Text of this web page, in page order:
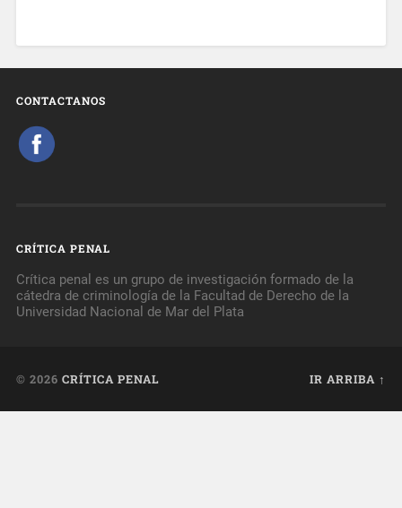
CONTACTANOS
CRÍTICA PENAL
Crítica penal es un grupo de investigación formado de la
cátedra de criminología de la Facultad de Derecho de la
Universidad Nacional de Mar del Plata
© 2026 CRÍTICA PENAL IR ARRIBA ↑